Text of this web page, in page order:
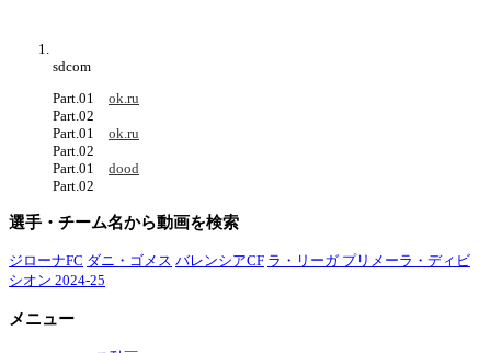
sdcom
Part.01 ok.ru
Part.02
Part.01 ok.ru
Part.02
Part.01 dood
Part.02
選手・チーム名から動画を検索
ジローナFC ダニ・ゴメス バレンシアCF ラ・リーガ プリメーラ・ディビ
シオン 2024-25
メニュー